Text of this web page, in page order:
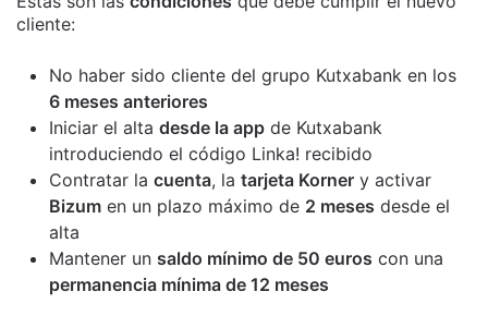
cliente:
No haber sido cliente del grupo Kutxabank en los
6 meses anteriores
Iniciar el alta desde la app de Kutxabank
introduciendo el código Linka! recibido
Contratar la cuenta, la tarjeta Korner y activar
Bizum en un plazo máximo de 2 meses desde el
alta
Mantener un saldo mínimo de 50 euros con una
permanencia mínima de 12 meses